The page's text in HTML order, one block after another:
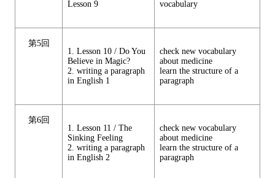
Lesson 9 vocabulary
第5回
1. Lesson 10 / Do You
Believe in Magic?
2. writing a paragraph
in English 1
check new vocabulary
about medicine
learn the structure of a
paragraph
第6回
1. Lesson 11 / The
Sinking Feeling
2. writing a paragraph
in English 2
check new vocabulary
about medicine
learn the structure of a
paragraph